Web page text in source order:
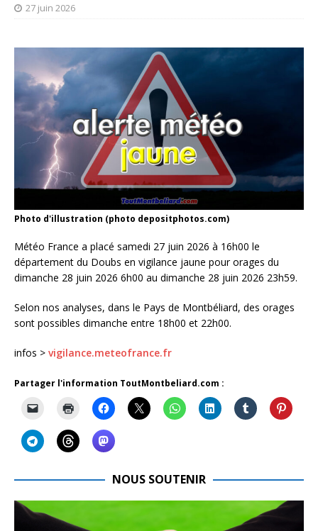
27 juin 2026
Photo d'illustration (photo depositphotos.com)
Météo France a placé samedi 27 juin 2026 à 16h00 le
département du Doubs en vigilance jaune pour orages du
dimanche 28 juin 2026 6h00 au dimanche 28 juin 2026 23h59.
Selon nos analyses, dans le Pays de Montbéliard, des orages
sont possibles dimanche entre 18h00 et 22h00.
infos > vigilance.meteofrance.fr
Partager l'information ToutMontbeliard.com :
NOUS SOUTENIR